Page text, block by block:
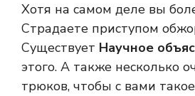
Хотя на самом деле вы
Страдаете приступом
Существует Научное
этого. А также несколько
трюков, чтобы с вами